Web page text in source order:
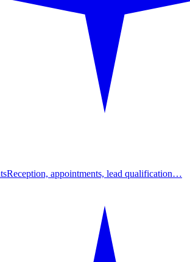
Reception, appointments, lead qualification…